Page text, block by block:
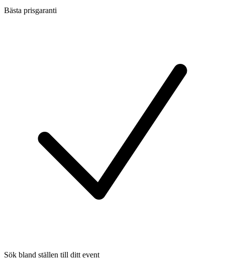
Bästa prisgaranti
Sök bland ställen till ditt event